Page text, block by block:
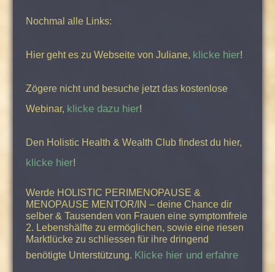
Nochmal alle Links:
Hier geht es zu Webseite von Juliane, klicke hier!
Zögere nicht und besuche jetzt das kostenlose
Webinar, klicke dazu hier!
Den Holistic Health & Wealth Club findest du hier,
klicke hier!
Werde HOLISTIC PERIMENOPAUSE &
MENOPAUSE MENTOR/IN – deine Chance dir
selber & Tausenden von Frauen eine symptomfreie
2. Lebenshälfte zu ermöglichen, sowie eine riesen
Marktlücke zu schliessen für ihre dringend
benötigte Unterstützung. Klicke hier und erfahre